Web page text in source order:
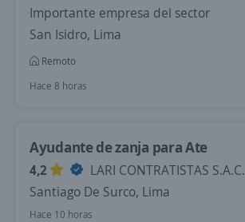
Importante empresa del sector
San Isidro, Lima
Remoto
Hace 8 horas
Ayudante de zanja para Ate
4,2
LARI CONTRATISTAS S.A.C.
Santiago De Surco, Lima
Hace 10 horas